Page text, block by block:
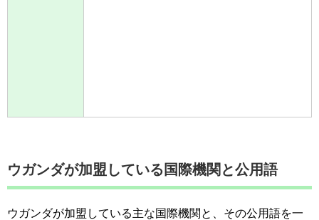
ウガンダが加盟している国際機関と公用語
ウガンダが加盟している主な国際機関と、その公用語を一